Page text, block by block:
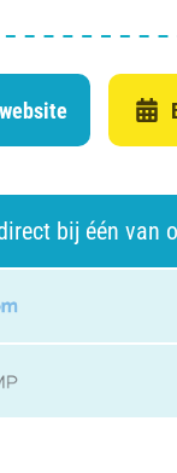
bij één van